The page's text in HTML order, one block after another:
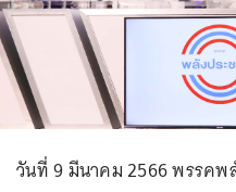
วันที่ 9 มีนาคม 2566 พรรคพ